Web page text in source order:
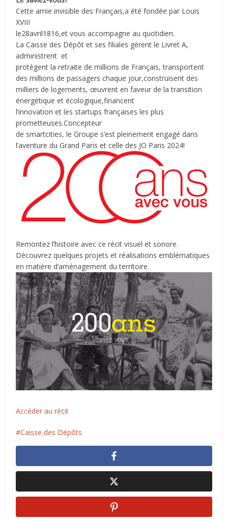
Cette amie invisible des Français,a été fondée par Louis
XVIII
le28avril1816,et vous accompagne au quotidien.
La Caisse des Dépôt et ses filiales gèrent le Livret A,
administrent et
protègent la retraite de millions de Français, transportent
des millions de passagers chaque jour,construisent des
milliers de logements, œuvrent en faveur de la transition
énergétique et écologique,financent
l’innovation et les startups françaises les plus
prometteuses.Concepteur
de smartcities, le Groupe s’est pleinement engagé dans
l’aventure du Grand Paris et celle des JO Paris 2024!
Remontez l’histoire avec ce récit visuel et sonore.
Découvrez quelques projets et réalisations emblématiques
en matière d’aménagement du territoire.
Accéder au récit
Caisse des Dépôts